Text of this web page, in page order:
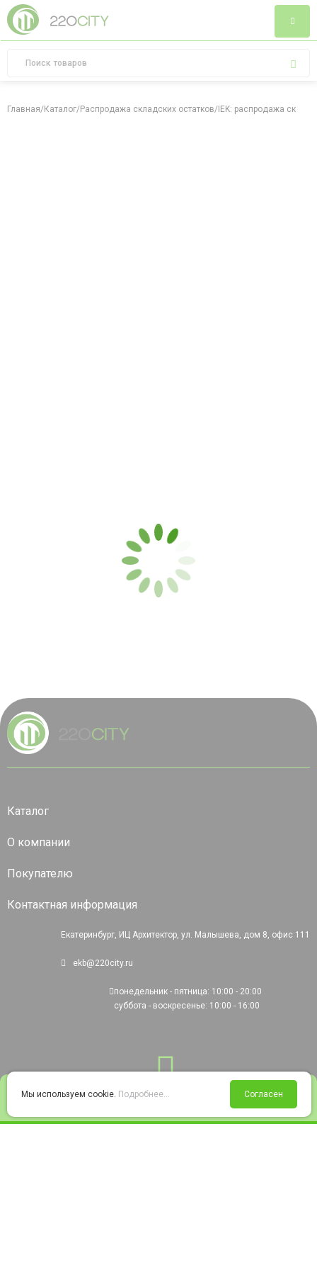
Войти Избранное Корзина
Главная/Каталог/Распродажа складских остатков/ IEK: распродажа
Каталог
О компании
Покупателю
Контактная информация
Екатеринбург, ИЦ Архитектор, ул. Малышева, дом 8, офис 111
ekb@220city.ru
понедельник - пятница: 10:00 - 20:00
суббота - воскресенье: 10:00 - 16:00
Мы используем cookie. Подробнее... Согласен